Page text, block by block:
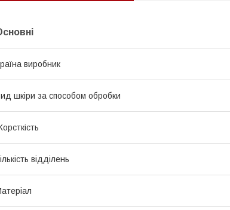
виробник
шкіри за способом обробки
відділень